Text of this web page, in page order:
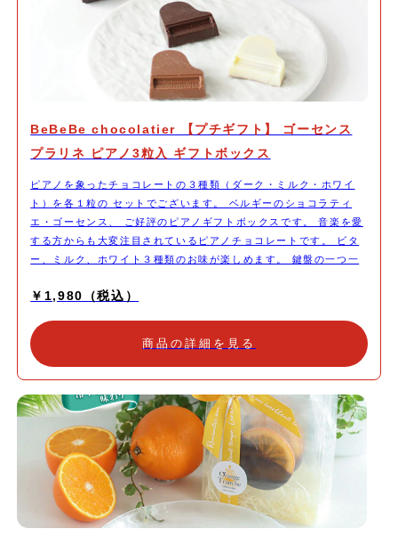
BeBeBe chocolatier 【プチギフト】 ゴーセンス
プラリネ ピアノ3粒入 ギフトボックス
ピアノを象ったチョコレートの３種類（ダーク・ミルク・ホワイ
ト）を各１粒の セットでございます。 ベルギーのショコラティ
エ・ゴーセンス、 ご好評のピアノギフトボックスです。 音楽を愛
する方からも大変注目されているピアノチョコレートです。 ビタ
ー、ミルク、ホワイト３種類のお味が楽しめます。 鍵盤の一つ一
み頂けます。 【ご注意】 パッケージは定番の茶箱を使用しており
￥1,980（税込）
商品の詳細を見る